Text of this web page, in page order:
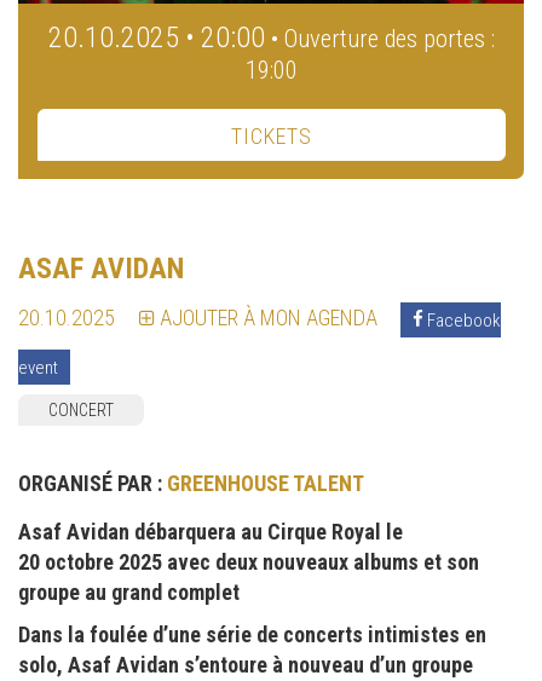
20.10.2025 • 20:00 • Ouverture des portes :
19:00
TICKETS
ASAF AVIDAN
20.10.2025 AJOUTER À MON AGENDA Facebook
event
CONCERT
ORGANISÉ PAR : GREENHOUSE TALENT
Asaf Avidan débarquera au Cirque Royal le
20 octobre 2025 avec deux nouveaux albums et son
groupe au grand complet
Dans la foulée d’une série de concerts intimistes en
solo, Asaf Avidan s’entoure à nouveau d’un groupe